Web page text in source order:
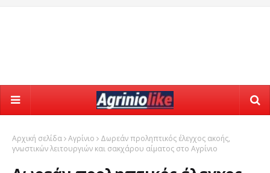
Αρχική σελίδα Αγρίνιο
Δωρεάν προληπτικός έλεγχος ακοής,
γνωστικών λειτουργιών και σακχάρου αίματος στο Αγρίνιο